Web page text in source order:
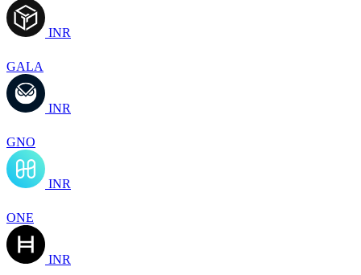
INR
GALA
INR
GNO
INR
ONE
INR